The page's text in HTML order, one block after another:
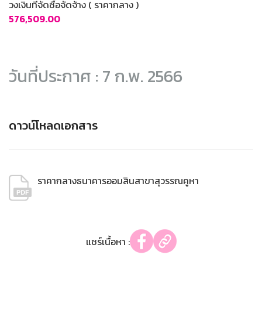
วงเงินที่จัดซื้อจัดจ้าง ( ราคากลาง )
576,509.00
วันที่ประกาศ : 7 ก.พ. 2566
ดาวน์โหลดเอกสาร
ราคากลางธนาคารออมสินสาขาสุวรรณคูหา
แชร์เนื้อหา :